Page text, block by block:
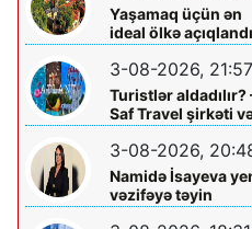
Yaşamaq üçün ən
ideal ölkə açıqlandı
3-08-2026, 21:57
Turistlər aldadılır?
Saf Travel şirkəti
Nabran turu ilə
ciddi iddialar
araşdırılmalıdır
3-08-2026,
Namidə İsayeva
vəzifəyə təyin
olundu